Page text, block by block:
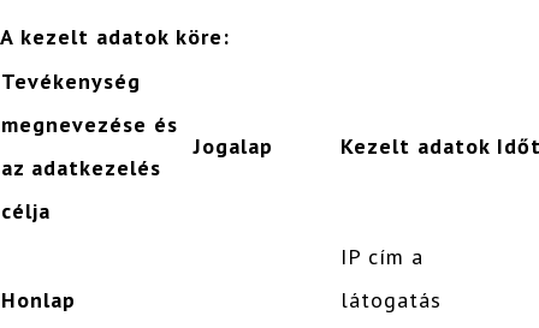
A kezelt adatok köre:
Tevékenység
megnevezése és
az adatkezelés
célja
Jogalap Kezelt adatok
Honlap
IP cím a
látogatás